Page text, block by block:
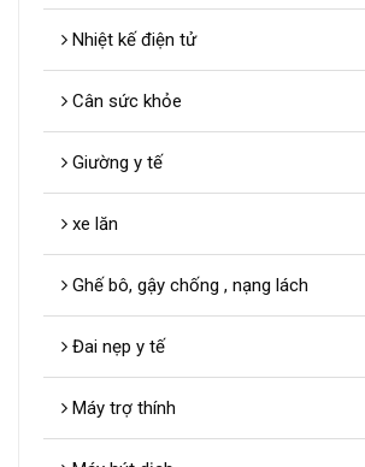
Nhiệt kế điện tử
Cân sức khỏe
Giường y tế
xe lăn
Ghế bô, gậy chống , nạng lách
Đai nẹp y tế
Máy trợ thính